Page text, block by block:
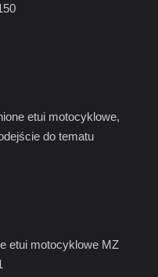
etui motocyklowe,
do tematu
etui motocyklowe MZ